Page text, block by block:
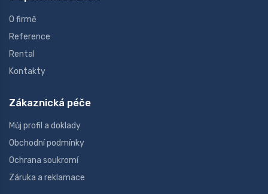
O firmě
Reference
Rental
Kontakty
Zákaznická péče
Můj profil a doklady
Obchodní podmínky
Ochrana soukromí
Záruka a reklamace